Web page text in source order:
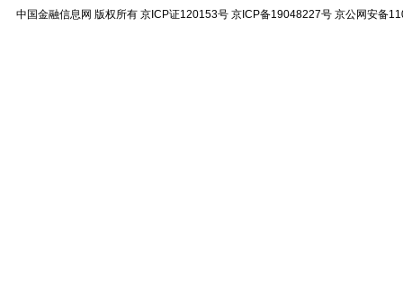
中国金融信息网 版权所有 京ICP证120153号 京ICP备19048227号 京公网安备